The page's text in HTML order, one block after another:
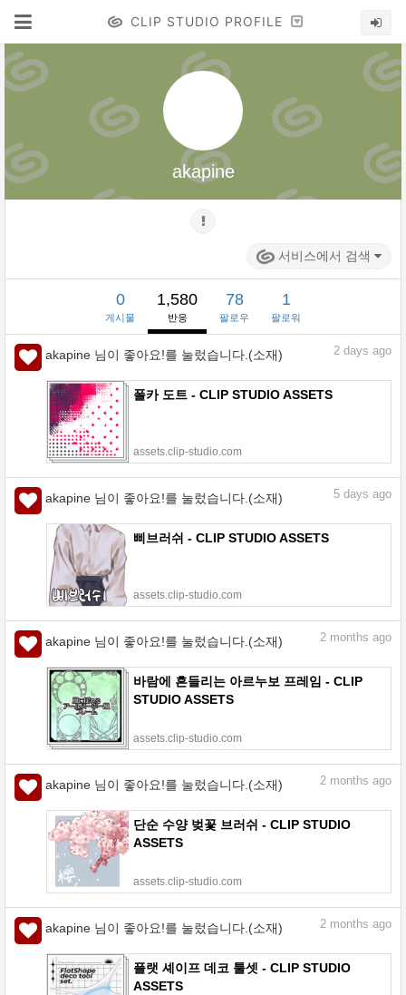
CLIP STUDIO PROFILE
akapine
서비스에서 검색
0
게시물
1,580
반응
78
팔로우
1
팔로워
akapine 님이 좋아요!를 눌렀습니다.(소재) 2 days ago
폴카 도트 - CLIP STUDIO ASSETS
assets.clip-studio.com
akapine 님이 좋아요!를 눌렀습니다.(소재) 5 days ago
삐브러쉬 - CLIP STUDIO ASSETS
assets.clip-studio.com
akapine 님이 좋아요!를 눌렀습니다.(소재) 2 months ago
바람에 흔들리는 아르누보 프레임 - CLIP
STUDIO ASSETS
assets.clip-studio.com
akapine 님이 좋아요!를 눌렀습니다.(소재) 2 months ago
단순 수양 벚꽃 브러쉬 - CLIP STUDIO
ASSETS
assets.clip-studio.com
akapine 님이 좋아요!를 눌렀습니다.(소재) 2 months ago
플랫 셰이프 데코 툴셋 - CLIP STUDIO
ASSETS